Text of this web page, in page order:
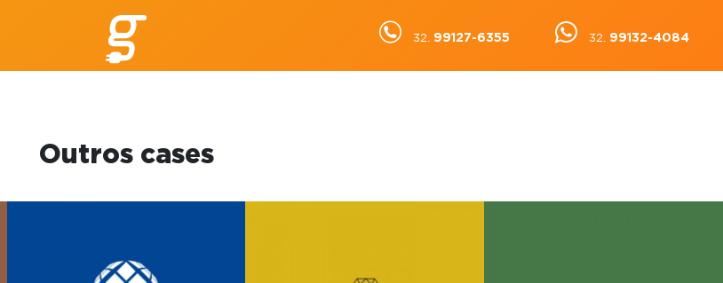
32. 99127-6355 32. 99132-4084
Outros cases